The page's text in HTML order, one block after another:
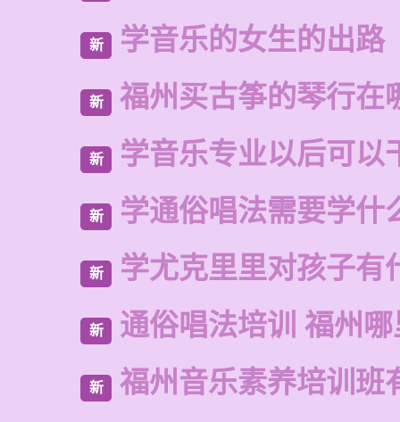
新 学音乐的女生的出路
新 福州买古筝的琴行在
新 学音乐专业以后可以
新 学通俗唱法需要学什
新 学尤克里里对孩子有
新 通俗唱法培训 福州
新 福州音乐素养培训班